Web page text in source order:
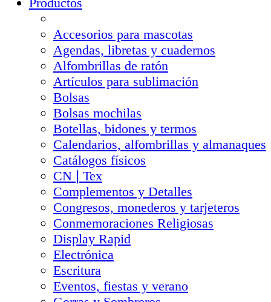
Accesorios para mascotas
Agendas, libretas y cuadernos
Alfombrillas de ratón
Artículos para sublimación
Bolsas
Bolsas mochilas
Botellas, bidones y termos
Calendarios, alfombrillas y almanaques
Catálogos físicos
CN❘Tex
Complementos y Detalles
Congresos, monederos y tarjeteros
Conmemoraciones Religiosas
Display Rapid
Electrónica
Escritura
Eventos, fiestas y verano